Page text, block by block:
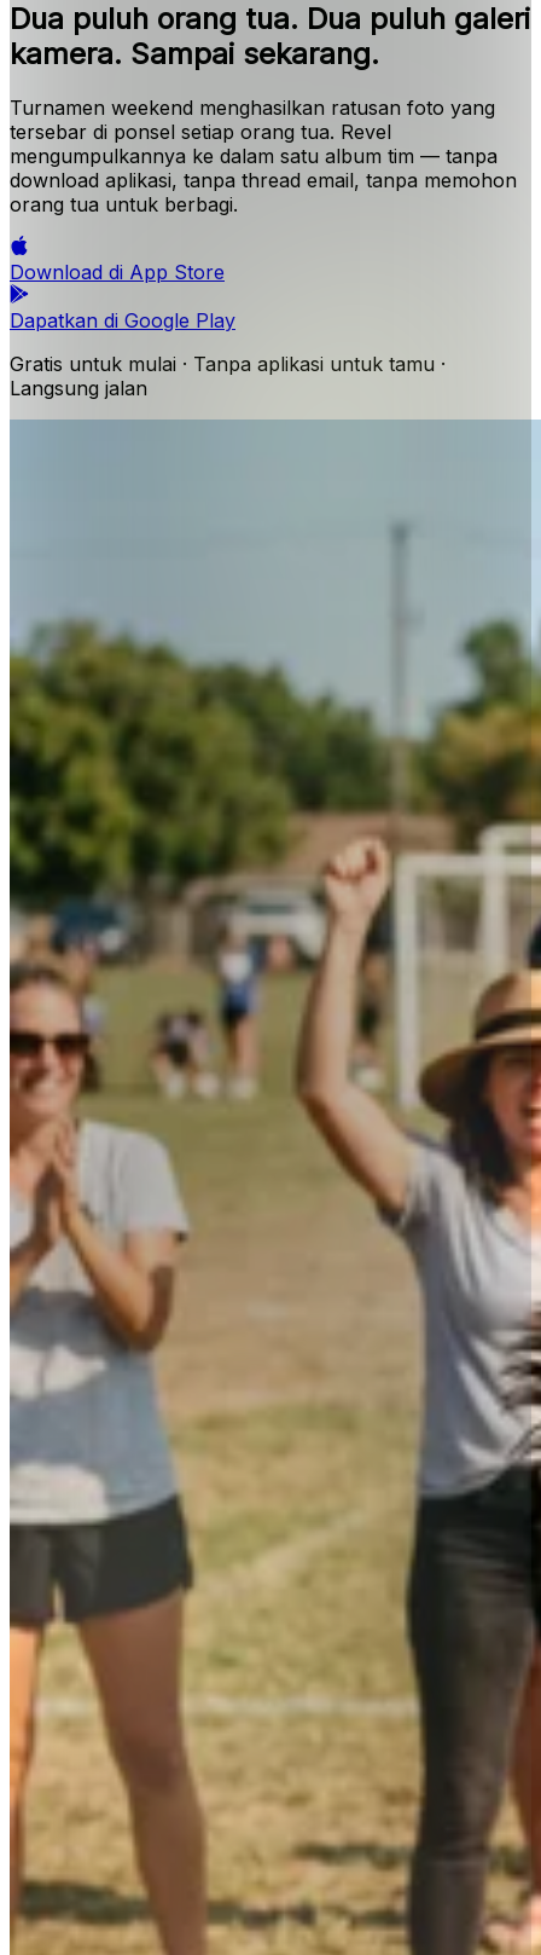
Dua puluh orang tua. Dua puluh galeri
kamera. Sampai sekarang.
Turnamen weekend menghasilkan ratusan foto yang
tersebar di ponsel setiap orang tua. Revel
mengumpulkannya ke dalam satu album tim — tanpa
download aplikasi, tanpa thread email, tanpa memohon
orang tua untuk berbagi.
Download di App Store
Dapatkan di Google Play
Gratis untuk mulai · Tanpa aplikasi untuk tamu ·
Langsung jalan